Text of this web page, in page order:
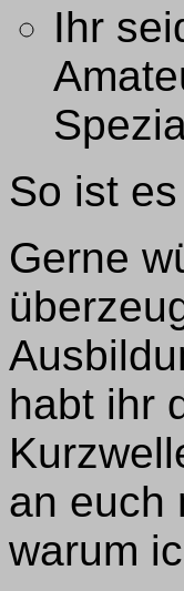
Ihr
So ist
Gerne
habt ihr
an euch
warum